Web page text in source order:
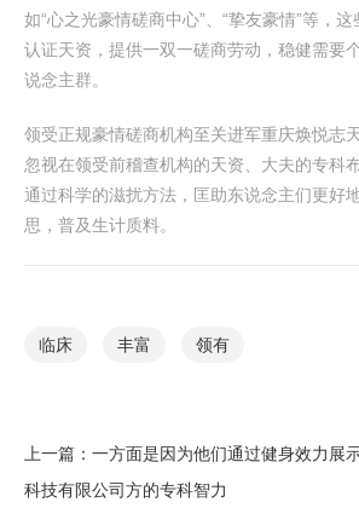
如“心之光豪情磋商中心”、“挚友豪情”等，
认证天资，提供一双一磋商劳动，稳健需要
说念主群。
领受正规豪情磋商机构至关进军重庆焕悦志
忽视在领受前稽查机构的天资、大夫的专科
通过科学的滋扰方法，匡助东说念主们更好
思，普及生计质料。
临床 丰富 领有
上一篇： 一方面是因为他们通过健身效力展
科技有限公司方的专科智力